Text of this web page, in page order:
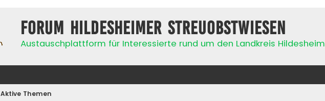
Forum Hildesheimer Streuobstwiesen
Austauschplattform für Interessierte rund um den Landkreis Hildesheim
Aktive Themen